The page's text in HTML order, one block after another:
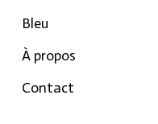
Bleu
À propos
Contact